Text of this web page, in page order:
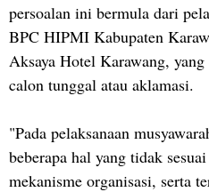
persoalan ini bermula dari
BPC HIPMI Kabupaten
Aksaya Hotel Karawang,
calon tunggal atau aklamasi.
"Pada pelaksanaan
beberapa hal yang tidak
mekanisme organisasi, serta